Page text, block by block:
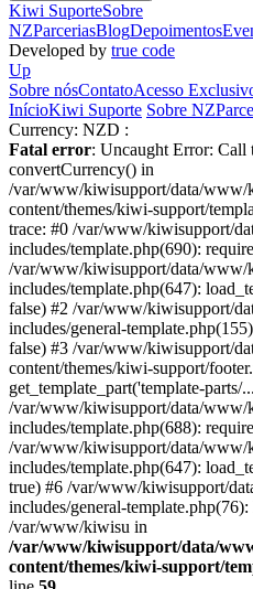
Kiwi SuporteSobre
NZParceriasBlogDepoimentos
Developed by true code
Up
Sobre nósContatoAcesso
InícioKiwi Suporte Sobre NZ
Currency: NZD :
Fatal error: Uncaught Error: Call
convertCurrency() in
/var/www/kiwisupport/data/www/
content/themes/kiwi-support/
trace: #0 /var/www/kiwisupport/
includes/template.php(690):
/var/www/kiwisupport/data/www/
includes/template.php(647):
false) #2 /var/www/kiwisupport/
includes/general-
false) #3 /var/www/kiwisupport/
content/themes/kiwi-support/
get_template_part('template-parts/
/var/www/kiwisupport/data/www/
includes/template.php(688):
/var/www/kiwisupport/data/www/
includes/template.php(647):
true) #6 /var/www/kiwisupport/
includes/general-
/var/www/kiwisu in
/var/www/kiwisupport/data/
content/themes/kiwi-support/